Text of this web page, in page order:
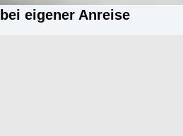
eigener Anreise